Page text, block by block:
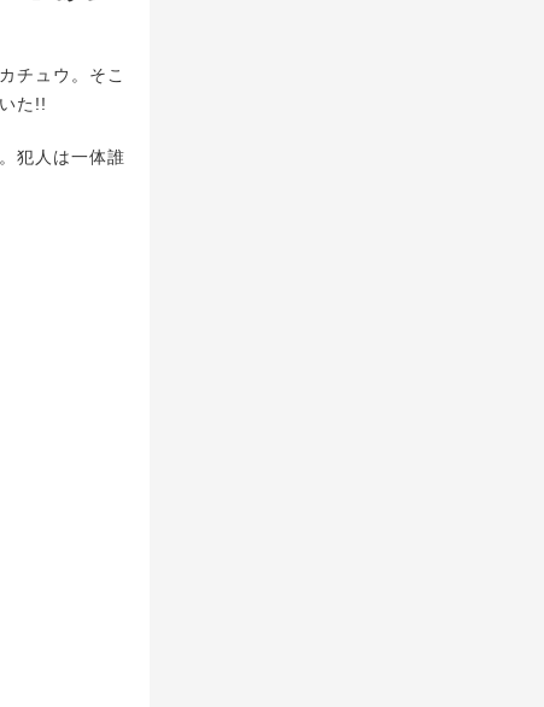
チュウ。そこ
た!!
犯人は一体誰